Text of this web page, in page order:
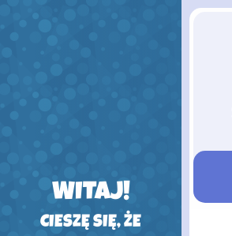
WITAJ!
CIESZĘ SIĘ, ŻE